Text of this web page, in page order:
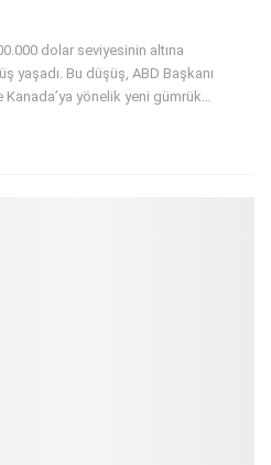
dolar seviyesinin altına
yaşadı. Bu düşüş, ABD Başkanı
Kanada’ya yönelik yeni gümrük